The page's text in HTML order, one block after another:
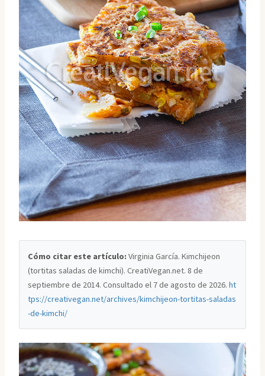
Cómo citar este artículo: Virginia García. Kimchijeon
(tortitas saladas de kimchi). CreatiVegan.net. 8 de
septiembre de 2014. Consultado el 7 de agosto de 2026.ht
tps://creativegan.net/archives/kimchijeon-tortitas-saladas
-de-kimchi/